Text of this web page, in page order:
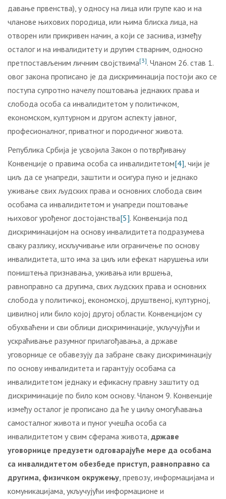
давање првенства), у односу на лица или групе као и на
чланове њихових породица, или њима блиска лица, на
отворен или прикривен начин, а који се заснива, између
осталог и на инвалидитету и другим стварним, односно
претпостављеним личним својствима[3]. Чланом 26. став 1.
овог закона прописано је да дискриминација постоји ако се
поступа супротно начелу поштовања једнаких права и
слобода особа са инвалидитетом у политичком,
економском, културном и другом аспекту јавног,
професионалног, приватног и породичног живота.
Република Србија је усвојила Закон о потврђивању
Конвенције о правима особа са инвалидитетом[4], чији је
циљ да се унапреди, заштити и осигура пуно и једнако
уживање свих људских права и основних слобода свим
особама са инвалидитетом и унапреди поштовање
њиховог урођеног достојанства[5]. Конвенција под
дискриминацијом на основу инвалидитета подразумева
сваку разлику, искључивање или ограничење по основу
инвалидитета, што има за циљ или ефекат нарушења или
поништења признавања, уживања или вршења,
равноправно са другима, свих људских права и основних
слобода у политичкој, економској, друштвеној, културној,
цивилној или било којој другој области. Конвенцијом су
обухваћени и сви облици дискриминације, укључујући и
ускраћивање разумног прилагођавања, а државе
уговорнице се обавезују да забране сваку дискриминацију
по основу инвалидитета и гарантују особама са
инвалидитетом једнаку и ефикасну правну заштиту од
дискриминације по било ком основу. Чланом 9. Конвенције
између осталог је прописано да ће у циљу омогућавања
самосталног живота и пуног учешћа особа са
инвалидитетом у свим сферама живота, државе
уговорнице предузети одговарајуће мере да особама
са инвалидитетом обезбеде приступ, равноправно са
другима, физичком окружењу, превозу, информацијама и
комуникацијама, укључујући информационе и